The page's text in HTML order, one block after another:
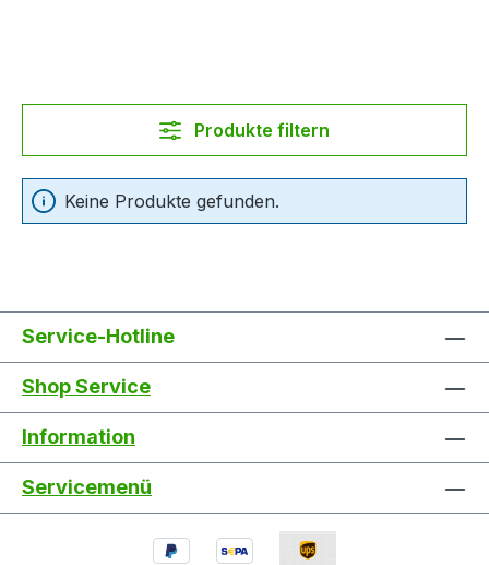
Produkte filtern
Keine Produkte gefunden.
Service-Hotline
Shop Service
Information
Servicemenü